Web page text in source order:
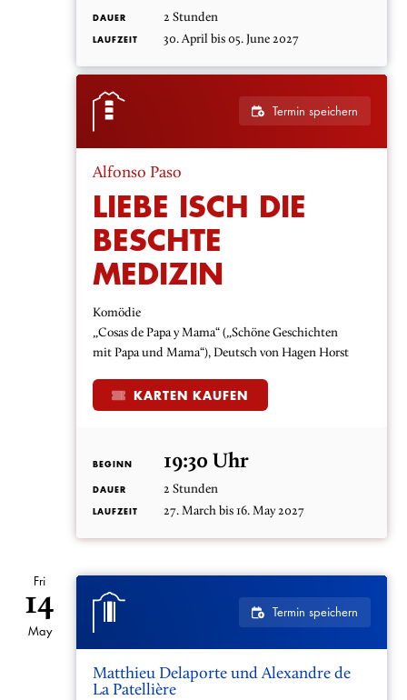
DAUER 2 Stunden
LAUFZEIT 30. April bis 05. June 2027
Termin speichern
Alfonso Paso
LIEBE ISCH DIE
BESCHTE
MEDIZIN
Komödie
„Cosas de Papa y Mama“ („Schöne Geschichten
mit Papa und Mama“), Deutsch von Hagen Horst
KARTEN KAUFEN
BEGINN 19:30 Uhr
DAUER 2 Stunden
LAUFZEIT 27. March bis 16. May 2027
Fri
14
May
Termin speichern
Matthieu Delaporte und Alexandre de
La Patellière